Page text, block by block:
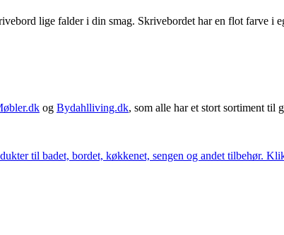
lige falder i din smag. Skrivebordet har en flot farve i
og Bydahlliving.dk, som alle har et stort sortiment til
til badet, bordet, køkkenet, sengen og andet tilbehør.